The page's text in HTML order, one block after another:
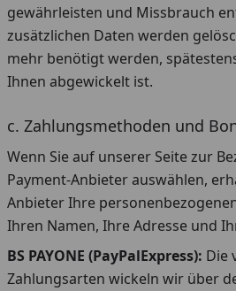
gewährleisten und Missbrauch
zusätzlichen Daten werden
mehr benötigt werden,
Ihnen abgewickelt ist.
c. Zahlungsmethoden und
Wenn Sie auf unserer Seite zur
Payment-Anbieter auswählen,
Anbieter Ihre
Ihren Namen, Ihre Adresse und
BS PAYONE (PayPalExpress): Die
Zahlungsarten wickeln wir über